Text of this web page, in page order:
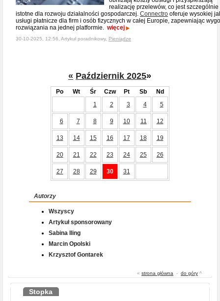
realizację przelewów, co jest szczególnie
istotne dla rozwoju działalności gospodarczej. Connectro oferuje wysokiej
usługi płatnicze dla firm i osób fizycznych w całej Europie, zapewniając
rozwiązania na jednej platformie. więcej
30-10-2025, 12:56, Artykuł poradnikowy, Pieniądze
« Październik 2025»
Po Wt Śr Czw Pt Sb
Nd
1
2 3 4 5
6 7 8 9 10 11 12
13 14 15 16 17 18 19
20 21 22 23 24 25 26
27 28 29 30 31
Autorzy
Wszyscy
Artykuł sponsorowany
Sabina Iling
Marcin Opolski
Krzysztof Gontarek
« strona główna - do góry ^
Stopka